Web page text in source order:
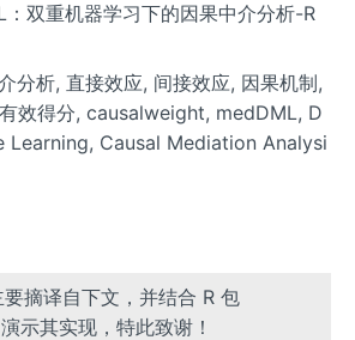
双重机器学习下的因果中介分析-R
分析, 直接效应, 间接效应, 因果机制,
效得分, causalweight, medDML, D
Learning, Causal Mediation Analysi
要摘译自下文，并结合 R 包
演示其实现，特此致谢！